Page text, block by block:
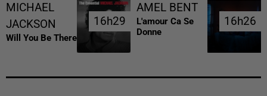
MICHAEL
JACKSON
Will You Be There
16h29
16h29
AMEL BENT
L'amour Ca Se
Donne
16h26
16h26